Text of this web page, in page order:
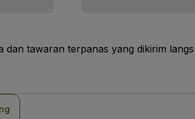
dan tawaran terpanas yang dikirim